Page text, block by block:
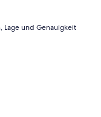
Lage und Genauigkeit